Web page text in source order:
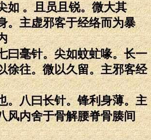
如 。且员且锐。微大其
。主虚邪客于经络而为暴
曰毫针。尖如蚊虻喙。长一
徐往。微以久留。主邪客经
。八曰长针。锋利身薄。主
风内舍于骨解腰脊骨腠间